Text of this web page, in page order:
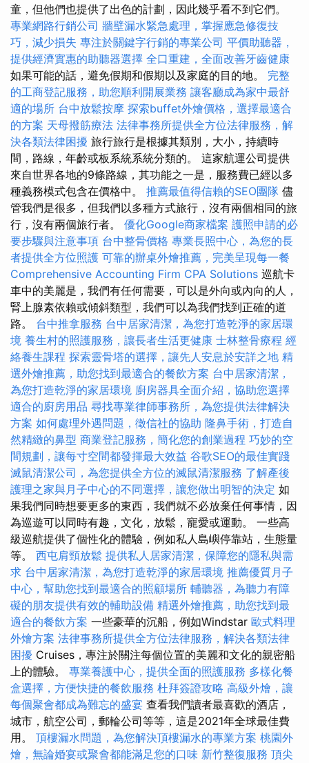
童，但他們也提供了出色的計劃，因此幾乎看不到它們。
專業網路行銷公司 牆壁漏水緊急處理，掌握應急修復技
巧，減少損失 專注於關鍵字行銷的專業公司 平價助聽器，
提供經濟實惠的助聽器選擇 全口重建，全面改善牙齒健康
如果可能的話，避免假期和假期以及家庭的目的地。 完整
的工商登記服務，助您順利開展業務 讓客廳成為家中最舒
適的場所 台中放鬆按摩 探索buffet外燴價格，選擇最適合
的方案 天母撥筋療法 法律事務所提供全方位法律服務，解
決各類法律困擾 旅行旅行是根據其類別，大小，持續時
間，路線，年齡或板系統系統分類的。 這家航運公司提供
來自世界各地的9條路線，其功能之一是，服務費已經以多
種義務模式包含在價格中。 推薦最值得信賴的SEO團隊 儘
管我們是很多，但我們以多種方式旅行，沒有兩個相同的旅
行，沒有兩個旅行者。 優化Google商家檔案 護照申請的必
要步驟與注意事項 台中整骨價格 專業長照中心，為您的長
者提供全方位照護 可靠的辦桌外燴推薦，完美呈現每一餐
Comprehensive Accounting Firm CPA Solutions 巡航卡
車中的美麗是，我們有任何需要，可以是外向或內向的人，
腎上腺素依賴或傾斜類型，我們可以為我們找到正確的道
路。 台中推拿服務 台中居家清潔，為您打造乾淨的家居環
境 養生村的照護服務，讓長者生活更健康 士林整骨療程 經
絡養生課程 探索靈骨塔的選擇，讓先人安息於安詳之地 精
選外燴推薦，助您找到最適合的餐飲方案 台中居家清潔，
為您打造乾淨的家居環境 廚房器具全面介紹，協助您選擇
適合的廚房用品 尋找專業律師事務所，為您提供法律解決
方案 如何處理外遇問題，徵信社的協助 隆鼻手術，打造自
然精緻的鼻型 商業登記服務，簡化您的創業過程 巧妙的空
間規劃，讓每寸空間都發揮最大效益 谷歌SEO的最佳實踐
滅鼠清潔公司，為您提供全方位的滅鼠清潔服務 了解產後
護理之家與月子中心的不同選擇，讓您做出明智的決定 如
果我們同時想要更多的東西，我們就不必放棄任何事情，因
為巡遊可以同時有趣，文化，放鬆，寵愛或運動。 一些高
級巡航提供了個性化的體驗，例如私人島嶼停靠站，生態量
等。 西屯肩頸放鬆 提供私人居家清潔，保障您的隱私與需
求 台中居家清潔，為您打造乾淨的家居環境 推薦優質月子
中心，幫助您找到最適合的照顧場所 輔聽器，為聽力有障
礙的朋友提供有效的輔助設備 精選外燴推薦，助您找到最
適合的餐飲方案 一些豪華的沉船，例如Windstar 歐式料理
外燴方案 法律事務所提供全方位法律服務，解決各類法律
困擾 Cruises，專注於關注每個位置的美麗和文化的親密船
上的體驗。 專業養護中心，提供全面的照護服務 多樣化餐
盒選擇，方便快捷的餐飲服務 杜拜簽證攻略 高級外燴，讓
每個聚會都成為難忘的盛宴 查看我們讀者最喜歡的酒店，
城市，航空公司，郵輪公司等等，這是2021年全球最佳費
用。 頂樓漏水問題，為您解決頂樓漏水的專業方案 桃園外
燴，無論婚宴或聚會都能滿足您的口味 新竹整復服務 頂尖